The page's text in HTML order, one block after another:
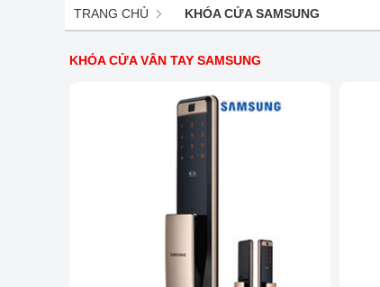
TRANG CHỦ KHÓA CỬA SAMSUNG
KHÓA CỬA VÂN TAY SAMSUNG